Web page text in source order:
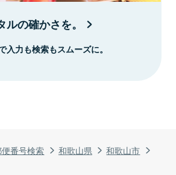
番号検索 和歌山県
和歌山市
の確かさを。
入力も検索もスムーズに。